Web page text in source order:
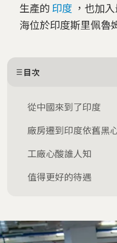
生產的 印度 ，也加
海位於印度斯里佩
目次
從中國來到了印度
廠房遷到印度依舊黑
工廠心酸誰人知
值得更好的待遇